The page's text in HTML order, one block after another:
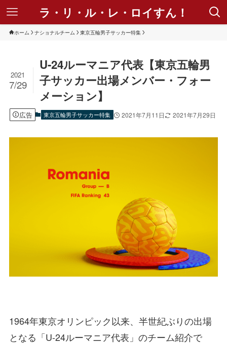
ラ・リ・ル・レ・ロイすん！
ホーム ナショナルチーム 東京五輪男子サッカー特集
U-24ルーマニア代表【東京五輪男
子サッカー出場メンバー・フォー
メーション】
2021
7/29
広告 東京五輪男子サッカー特集 2021年7月11日 2021年7月29日
1964年東京オリンピック以来、半世紀ぶりの出場
となる 「U-24ルーマニア代表」 のチーム紹介で